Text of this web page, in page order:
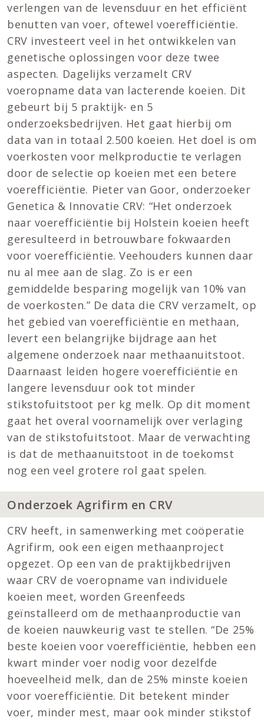
verlengen van de levensduur en het efficiënt
benutten van voer, oftewel voerefficiëntie.
CRV investeert veel in het ontwikkelen van
genetische oplossingen voor deze twee
aspecten. Dagelijks verzamelt CRV
voeropname data van lacterende koeien. Dit
gebeurt bij 5 praktijk- en 5
onderzoeksbedrijven. Het gaat hierbij om
data van in totaal 2.500 koeien. Het doel is om
voerkosten voor melkproductie te verlagen
door de selectie op koeien met een betere
voerefficiëntie. Pieter van Goor, onderzoeker
Genetica & Innovatie CRV: “Het onderzoek
naar voerefficiëntie bij Holstein koeien heeft
geresulteerd in betrouwbare fokwaarden
voor voerefficiëntie. Veehouders kunnen daar
nu al mee aan de slag. Zo is er een
gemiddelde besparing mogelijk van 10% van
de voerkosten.” De data die CRV verzamelt, op
het gebied van voerefficiëntie en methaan,
levert een belangrijke bijdrage aan het
algemene onderzoek naar methaanuitstoot.
Daarnaast leiden hogere voerefficiëntie en
langere levensduur ook tot minder
stikstofuitstoot per kg melk. Op dit moment
gaat het overal voornamelijk over verlaging
van de stikstofuitstoot. Maar de verwachting
is dat de methaanuitstoot in de toekomst
nog een veel grotere rol gaat spelen.
Onderzoek Agrifirm en CRV
CRV heeft, in samenwerking met coöperatie
Agrifirm, ook een eigen methaanproject
opgezet. Op een van de praktijkbedrijven
waar CRV de voeropname van individuele
koeien meet, worden Greenfeeds
geïnstalleerd om de methaanproductie van
de koeien nauwkeurig vast te stellen. “De 25%
beste koeien voor voerefficiëntie, hebben een
kwart minder voer nodig voor dezelfde
hoeveelheid melk, dan de 25% minste koeien
voor voerefficiëntie. Dit betekent minder
voer, minder mest, maar ook minder stikstof